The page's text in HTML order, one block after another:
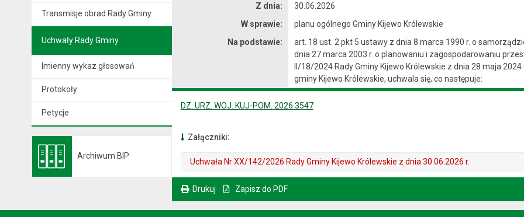
Transmisje obrad Rady Gminy
Uchwały Rady Gminy
Imienny wykaz głosowań
Protokoły
Petycje
Archiwum BIP
Z dnia:
30.06.2026
W sprawie:
planu ogólnego Gminy Kijewo Królewskie
Na podstawie:
art. 18 ust. 2 pkt 5 ustawy z dnia 8 marca 1990 r. o
dnia 27 marca 2003 r. o planowaniu i zagospodarowaniu
II/18/2024 Rady Gminy Kijewo Królewskie z dnia 28 maja
gminy Kijewo Królewskie, uchwala się, co następuje:
DZ. URZ. WOJ. KUJ-POM. 2026.3547
Załączniki:
Uchwała Nr XX/142/2026 Rady Gminy Kijewo Królewskie z dnia 30.06.2026 r.
Drukuj Zapisz do PDF